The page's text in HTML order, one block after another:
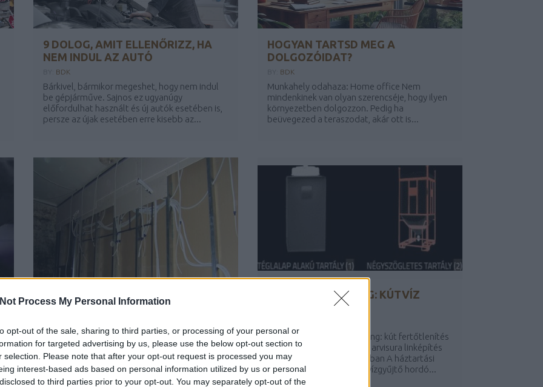
Process My Personal Information
opt-out of the sale, sharing to third parties, or processing of your personal or
for targeted advertising by us, please use the below opt-out section to
selection. Please note that after your opt-out request is processed you may
interest-based ads based on personal information utilized by us or personal
to third parties prior to your opt-out. You may separately opt-out of the
9 DOLOG, AMIT ELLENŐRIZZ, HA
NEM INDUL AZ AUTÓ
BDK
Bárkivel, bármikor megeshet, hogy nem indul
be gépjárműve. Sajnos ez ugyanúgy
előfordulhat használt és új autók esetében is,
persze az újak esetében erre kisebb az...
HOGYAN TARTSD MEG A
DOLGOZÓIDAT?
BDK
Munkahely odahaza: Home office Nem
mindenkinek van olyan szerencséje, hogy ilyen
környezetben dolgozzon. Pedig ha
beüvegezed a teraszodat, akár ott is...
VILLANYSZERELÉS OLCSÓN -
LAKÁSFELÚJÍTÁS
Kábelek, huzalok cseréje családi házban.
Villanyszerelés olcsón Budapesten. Az
elektromos hálózat teljes felújítása a
lakásban. Csatlakozó aljzatok felszerelése.
Javítás...
KERESŐMARKETING: KÚTVÍZ
FERTŐTLENÍTÉS
seo google keresőmarketing: kút fertőtlenítés
- weboldal optimalizálás - arvisura linképítés
Ivóvíz fertőtlenítése kutakban A háztartási
műanyagtartály vagy esővízgyűjtő hordó...